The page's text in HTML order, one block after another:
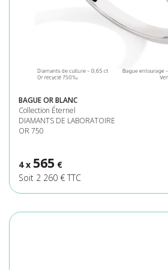
BAGUE OR BLANC
Collection Éternel
DIAMANTS DE LABORATOIRE
OR 750
4 x 565 €
Soit 2 260 € TTC